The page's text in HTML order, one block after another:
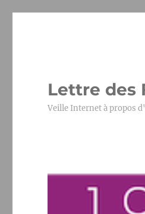
Lettre des
Veille Internet à propos